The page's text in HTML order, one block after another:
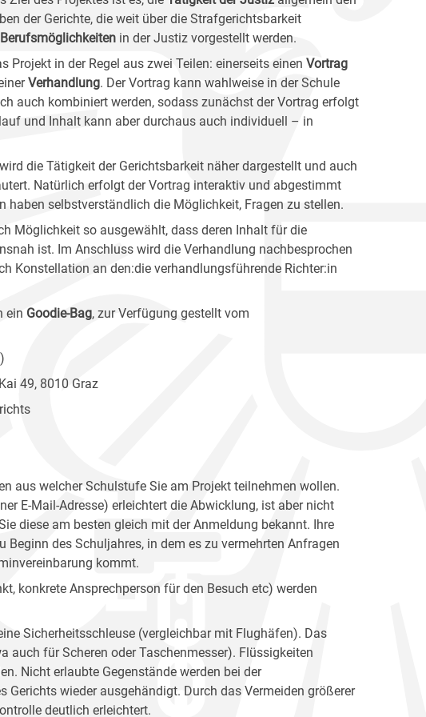
der Gerichte, die weit über die Strafgerichtsbarkeit
Berufsmöglichkeiten in der Justiz vorgestellt werden.
in der Regel aus zwei Teilen: einerseits einen Vortrag
Verhandlung. Der Vortrag kann wahlweise in der Schule
auch kombiniert werden, sodass zunächst der Vortrag erfolgt
und Inhalt kann aber durchaus auch individuell – in
die Tätigkeit der Gerichtsbarkeit näher dargestellt und auch
Natürlich erfolgt der Vortrag interaktiv und abgestimmt
haben selbstverständlich die Möglichkeit, Fragen zu stellen.
Möglichkeit so ausgewählt, dass deren Inhalt für die
ist. Im Anschluss wird die Verhandlung nachbesprochen
Konstellation an den:die verhandlungsführende Richter:in
ein Goodie-Bag, zur Verfügung gestellt vom
49, 8010 Graz
aus welcher Schulstufe Sie am Projekt teilnehmen wollen.
E-Mail-Adresse) erleichtert die Abwicklung, ist aber nicht
diese am besten gleich mit der Anmeldung bekannt. Ihre
des Schuljahres, in dem es zu vermehrten Anfragen
kommt.
konkrete Ansprechperson für den Besuch etc) werden
Sicherheitsschleuse (vergleichbar mit Flughäfen). Das
für Scheren oder Taschenmesser). Flüssigkeiten
Nicht erlaubte Gegenstände werden bei der
wieder ausgehändigt. Durch das Vermeiden größerer
deutlich erleichtert.